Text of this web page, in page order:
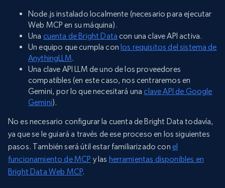
Node.js instalado localmente (necesario para ejecutar
Web MCP en su máquina).
Una cuenta de Bright Data con una clave API activa.
Un equipo que cumpla conlos requisitos del sistema de
AnythingLLM.
Una clave API LLM de uno de los proveedores
compatibles (en este caso, nos centraremos en
Gemini, por lo que necesitará unaclave API de Google
Gemini).
No es necesario configurar la cuenta de Bright Data todavía,
ya que se le guiará a través de ese proceso en los siguientes
pasos. También será útil estar familiarizado con el
funcionamiento de MCP y las herramientas disponibles en
Bright Data Web MCP.